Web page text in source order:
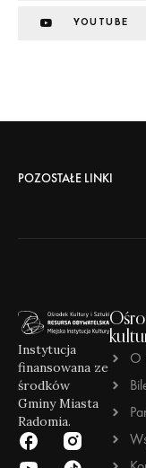
YOUTUBE
POZOSTAŁE LINKI
Instytucja
finansowana ze
środków
Gminy Miasta
Radomia.
O